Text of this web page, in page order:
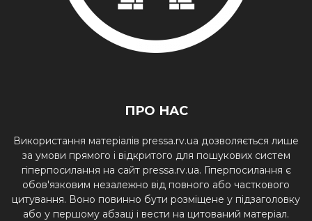
ПРО НАС
Використання матеріалів pressa.rv.ua дозволяється лише
за умови прямого і відкритого для пошукових систем
гіперпосилання на сайт pressa.rv.ua. Гіперпосилання є
обов'язковим незалежно від повного або часткового
цитування. Воно повинно бути розміщене у підзаголовку
або у першому абзаці і вести на цитований матеріал.